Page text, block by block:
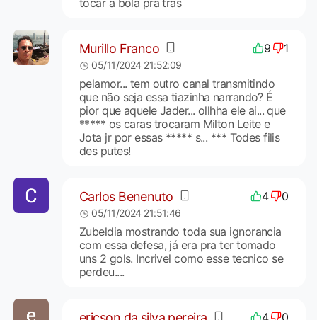
tocar a bola pra tras
Murillo Franco 9 1
05/11/2024 21:52:09
pelamor... tem outro canal transmitindo
que não seja essa tiazinha narrando? É
pior que aquele Jader... ollhha ele ai... que
***** os caras trocaram Milton Leite e
Jota jr por essas ***** s... *** Todes filis
des putes!
Carlos Benenuto 4 0
05/11/2024 21:51:46
Zubeldia mostrando toda sua ignorancia
com essa defesa, já era pra ter tomado
uns 2 gols. Incrivel como esse tecnico se
perdeu....